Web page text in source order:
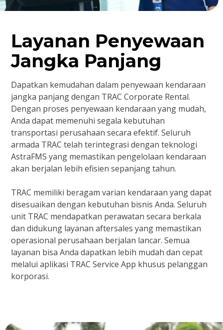
Layanan Penyewaan
Jangka Panjang
Dapatkan kemudahan dalam penyewaan kendaraan
jangka panjang dengan TRAC Corporate Rental.
Dengan proses penyewaan kendaraan yang mudah,
Anda dapat memenuhi segala kebutuhan
transportasi perusahaan secara efektif. Seluruh
armada TRAC telah terintegrasi dengan teknologi
AstraFMS yang memastikan pengelolaan kendaraan
akan berjalan lebih efisien sepanjang tahun.
TRAC memiliki beragam varian kendaraan yang dapat
disesuaikan dengan kebutuhan bisnis Anda. Seluruh
unit TRAC mendapatkan perawatan secara berkala
dan didukung layanan aftersales yang memastikan
operasional perusahaan berjalan lancar. Semua
layanan bisa Anda dapatkan lebih mudah dan cepat
melalui aplikasi TRAC Service App khusus pelanggan
korporasi.